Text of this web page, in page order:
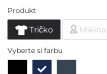
Produkt
Tričko
Vyberte si farbu